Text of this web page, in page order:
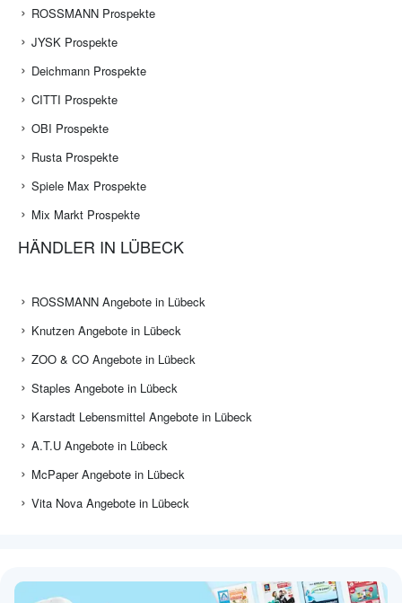
ROSSMANN Prospekte
JYSK Prospekte
Deichmann Prospekte
CITTI Prospekte
OBI Prospekte
Rusta Prospekte
Spiele Max Prospekte
Mix Markt Prospekte
HÄNDLER IN LÜBECK
ROSSMANN Angebote in Lübeck
Knutzen Angebote in Lübeck
ZOO & CO Angebote in Lübeck
Staples Angebote in Lübeck
Karstadt Lebensmittel Angebote in Lübeck
A.T.U Angebote in Lübeck
McPaper Angebote in Lübeck
Vita Nova Angebote in Lübeck